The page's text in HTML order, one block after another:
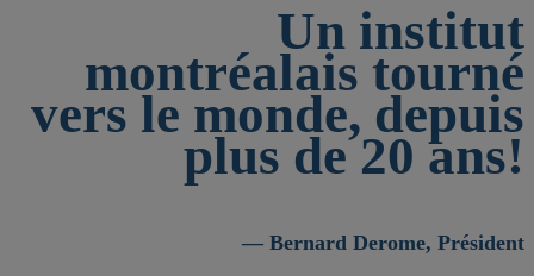
Un institut
montréalais tourné
vers le monde, depuis
plus de 20 ans!
— Bernard Derome, Président